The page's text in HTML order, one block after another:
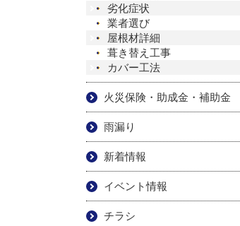
劣化症状
業者選び
屋根材詳細
葺き替え工事
カバー工法
火災保険・助成金・補助金
雨漏り
新着情報
イベント情報
チラシ